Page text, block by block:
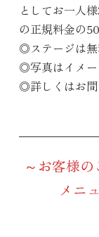
としてお一人
の正規料金の
◎ステージは無
◎写真はイメー
◎詳しくはお問
～お客様
メニ